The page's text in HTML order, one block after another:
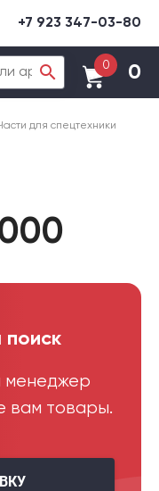
+7 923 347-03-80
0 0
для спецтехники
поиск
менеджер
вам товары.